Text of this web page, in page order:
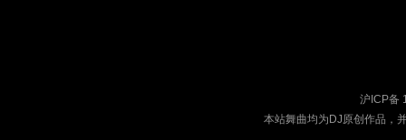
沪ICP备
本站舞曲均为DJ原创作品，